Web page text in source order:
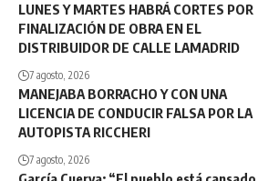
LUNES Y MARTES HABRÁ CORTES POR
FINALIZACIÓN DE OBRA EN EL
DISTRIBUIDOR DE CALLE LAMADRID
7 agosto, 2026
MANEJABA BORRACHO Y CON UNA
LICENCIA DE CONDUCIR FALSA POR LA
AUTOPISTA RICCHERI
7 agosto, 2026